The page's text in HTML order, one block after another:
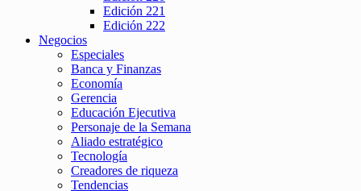
Edición 221
Edición 222
Negocios
Especiales
Banca y Finanzas
Economía
Gerencia
Educación Ejecutiva
Personaje de la Semana
Aliado estratégico
Tecnología
Creadores de riqueza
Tendencias